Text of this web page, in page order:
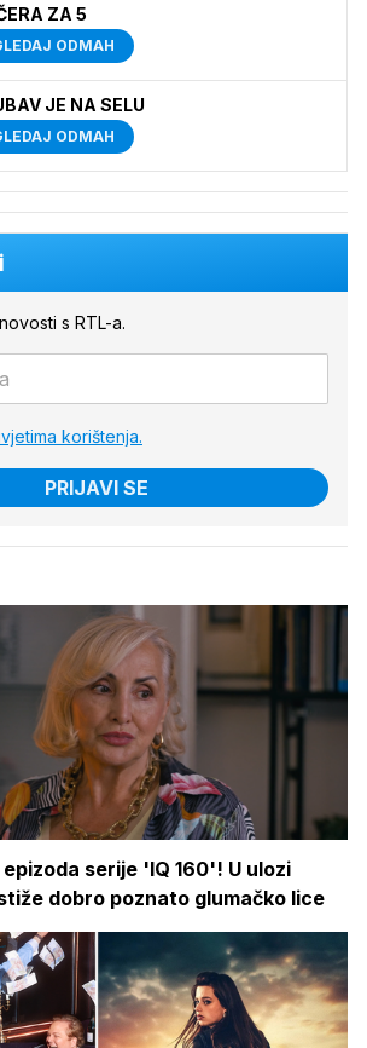
ZA 5
ODMAH
JE NA SELU
ODMAH
s RTL-a.
korištenja.
PRIJAVI SE
serije 'IQ 160'! U ulozi
dobro poznato glumačko lice